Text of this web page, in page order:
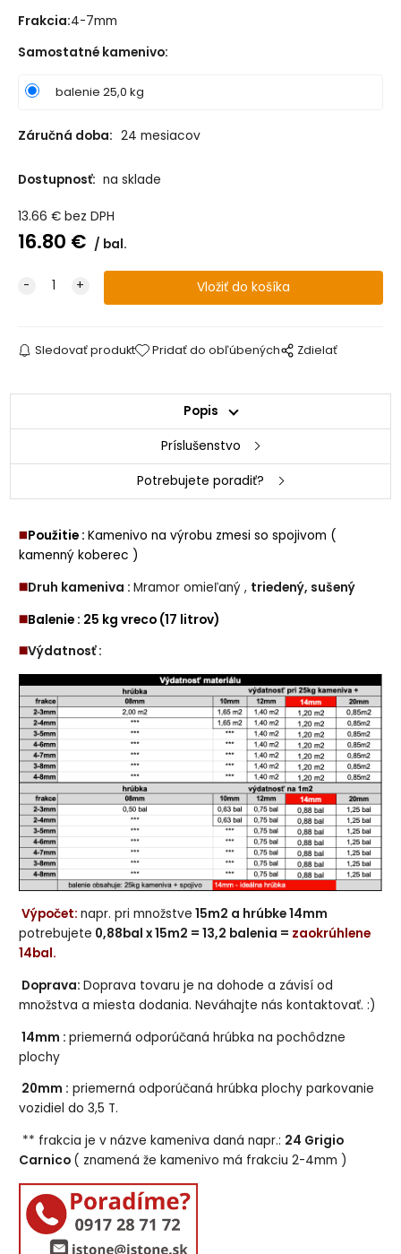
Frakcia:4-7mm
Samostatné kamenivo:
balenie 25,0 kg
Záručná doba: 24 mesiacov
Dostupnosť: na sklade
13.66 € bez DPH
16.80 € bal.
Sledovať produkt Pridať do obľúbených Zdielať
Popis
Príslušenstvo
Potrebujete poradiť?
◼️Použitie :Kamenivo na výrobu zmesi so spojivom (
kamenný koberec )
◼️Druh kameniva :Mramor omieľaný , triedený, sušený
◼️Balenie : 25 kg vreco (17 litrov)
◼️Výdatnosť :
Výpočet: napr. pri množstve 15m2 a hrúbke 14mm
potrebujete 0,88bal x 15m2 = 13,2 balenia = zaokrúhlene
14bal.
Doprava:Doprava tovaru je na dohode a závisí od
množstva a miesta dodania. Neváhajte nás kontaktovať. :)
14mm :priemerná odporúčaná hrúbka na pochôdzne
plochy
20mm : priemerná odporúčaná hrúbka plochy parkovanie
vozidiel do 3,5 T.
** frakcia je v názve kameniva daná napr.: 24 Grigio
Carnico ( znamená že kamenivo má frakciu 2-4mm )